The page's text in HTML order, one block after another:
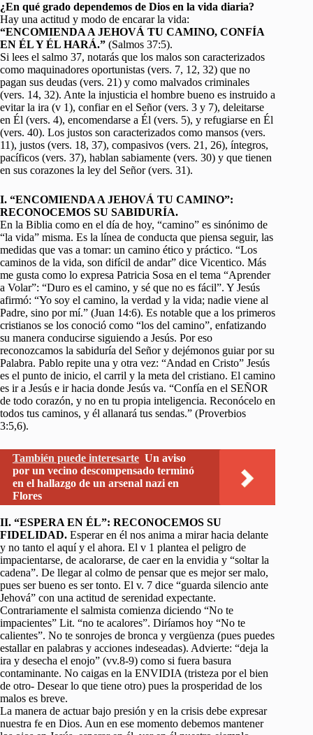
¿En qué grado dependemos de Dios en la vida diaria?
Hay una actitud y modo de encarar la vida:
“ENCOMIENDA A JEHOVÁ TU CAMINO, CONFÍA
EN ÉL Y ÉL HARÁ.” (Salmos 37:5).
Si lees el salmo 37, notarás que los malos son caracterizados
como maquinadores oportunistas (vers. 7, 12, 32) que no
pagan sus deudas (vers. 21) y como malvados criminales
(vers. 14, 32). Ante la injusticia el hombre bueno es instruido a
evitar la ira (v 1), confiar en el Señor (vers. 3 y 7), deleitarse
en Él (vers. 4), encomendarse a Él (vers. 5), y refugiarse en Él
(vers. 40). Los justos son caracterizados como mansos (vers.
11), justos (vers. 18, 37), compasivos (vers. 21, 26), íntegros,
pacíficos (vers. 37), hablan sabiamente (vers. 30) y que tienen
en sus corazones la ley del Señor (vers. 31).
I. “ENCOMIENDA A JEHOVÁ TU CAMINO”:
RECONOCEMOS SU SABIDURÍA.
En la Biblia como en el día de hoy, “camino” es sinónimo de
“la vida” misma. Es la línea de conducta que piensa seguir, las
medidas que vas a tomar: un camino ético y práctico. “Los
caminos de la vida, son difícil de andar” dice Vicentico. Más
me gusta como lo expresa Patricia Sosa en el tema “Aprender
a Volar”: “Duro es el camino, y sé que no es fácil”. Y Jesús
afirmó: “Yo soy el camino, la verdad y la vida; nadie viene al
Padre, sino por mí.” (Juan 14:6). Es notable que a los primeros
cristianos se los conoció como “los del camino”, enfatizando
su manera conducirse siguiendo a Jesús. Por eso
reconozcamos la sabiduría del Señor y dejémonos guiar por su
Palabra. Pablo repite una y otra vez: “Andad en Cristo” Jesús
es el punto de inicio, el carril y la meta del cristiano. El camino
es ir a Jesús e ir hacia donde Jesús va. “Confía en el SEÑOR
de todo corazón, y no en tu propia inteligencia. Reconócelo en
todos tus caminos, y él allanará tus sendas.” (Proverbios
3:5,6).
También puede interesarte Un aviso
por un vecino descompensado terminó
en el hallazgo de un arsenal nazi en
Flores
II. “ESPERA EN ÉL”: RECONOCEMOS SU
FIDELIDAD. Esperar en él nos anima a mirar hacia delante
y no tanto el aquí y el ahora. El v 1 plantea el peligro de
impacientarse, de acalorarse, de caer en la envidia y “soltar la
cadena”. De llegar al colmo de pensar que es mejor ser malo,
pues ser bueno es ser tonto. El v. 7 dice “guarda silencio ante
Jehová” con una actitud de serenidad expectante.
Contrariamente el salmista comienza diciendo “No te
impacientes” Lit. “no te acalores”. Diríamos hoy “No te
calientes”. No te sonrojes de bronca y vergüenza (pues puedes
estallar en palabras y acciones indeseadas). Advierte: “deja la
ira y desecha el enojo” (vv.8-9) como si fuera basura
contaminante. No caigas en la ENVIDIA (tristeza por el bien
de otro- Desear lo que tiene otro) pues la prosperidad de los
malos es breve.
La manera de actuar bajo presión y en la crisis debe expresar
nuestra fe en Dios. Aun en ese momento debemos mantener